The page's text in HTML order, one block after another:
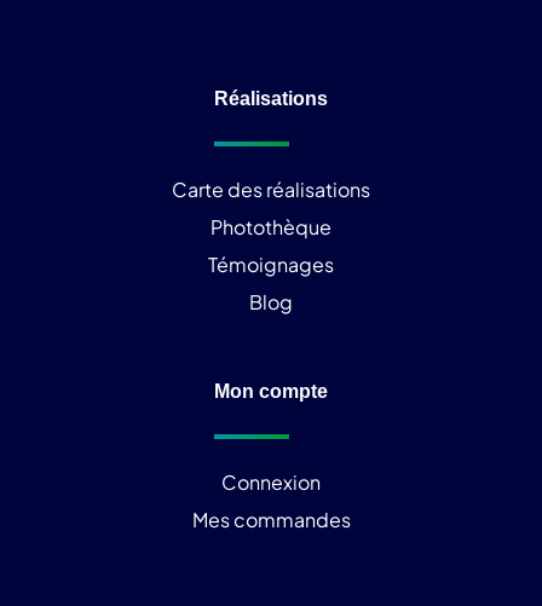
Réalisations
Carte des réalisations
Photothèque
Témoignages
Blog
Mon compte
Connexion
Mes commandes